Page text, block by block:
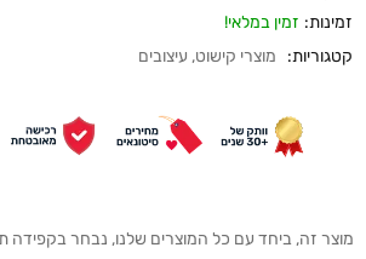
זמינות: זמין במלאי!
קטגוריות:
מוצרי קישוט, עיצובים
מוצר זה, ביחד עם כל המוצרים שלנו, נבחר בקפידה